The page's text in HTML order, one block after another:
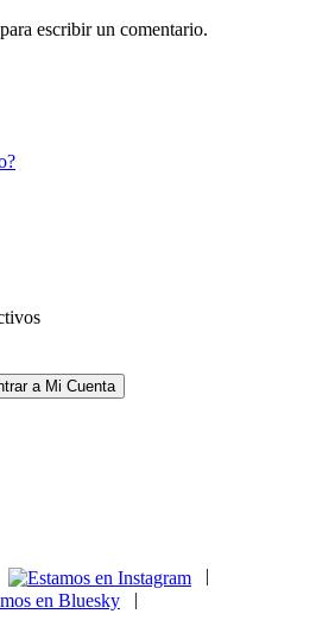
escribir un comentario.
a Mi Cuenta
|